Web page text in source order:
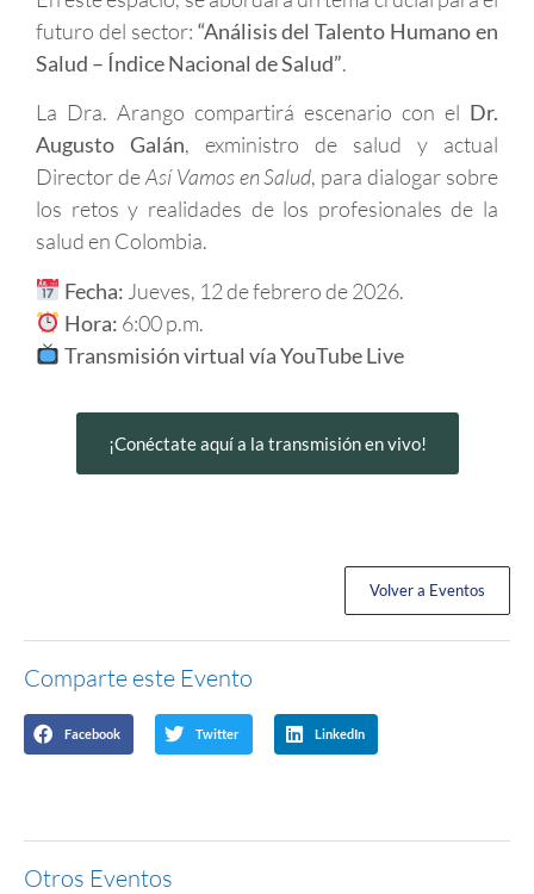
futuro del sector: “Análisis del Talento Humano en
Salud – Índice Nacional de Salud”.
La Dra. Arango compartirá escenario con el Dr.
Augusto Galán, exministro de salud y actual
Director deAsí Vamos en Salud, para dialogar sobre
los retos y realidades de los profesionales de la
salud en Colombia.
Fecha: Jueves, 12 de febrero de 2026.
Hora: 6:00 p.m.
Transmisión virtual vía YouTube Live
¡Conéctate aquí a la transmisión en vivo!
Volver a Eventos
Comparte este Evento
Facebook Twitter LinkedIn
Otros Eventos